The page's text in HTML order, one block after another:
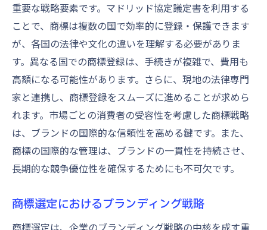
重要な戦略要素です。マドリッド協定議定書を利用する
ことで、商標は複数の国で効率的に登録・保護できます
が、各国の法律や文化の違いを理解する必要がありま
す。異なる国での商標登録は、手続きが複雑で、費用も
高額になる可能性があります。さらに、現地の法律専門
家と連携し、商標登録をスムーズに進めることが求めら
れます。市場ごとの消費者の受容性を考慮した商標戦略
は、ブランドの国際的な信頼性を高める鍵です。また、
商標の国際的な管理は、ブランドの一貫性を持続させ、
長期的な競争優位性を確保するためにも不可欠です。
商標選定におけるブランディング戦略